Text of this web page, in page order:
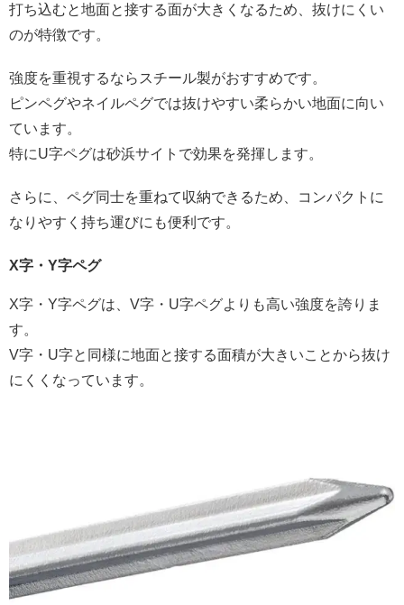
打ち込むと地面と接する面が大きくなるため、抜けにくい
のが特徴です。
強度を重視するならスチール製がおすすめです。
ピンペグやネイルペグでは抜けやすい柔らかい地面に向い
ています。
特にU字ペグは砂浜サイトで効果を発揮します。
さらに、ペグ同士を重ねて収納できるため、コンパクトに
なりやすく持ち運びにも便利です。
X字・Y字ペグ
X字・Y字ペグは、V字・U字ペグよりも高い強度を誇りま
す。
V字・U字と同様に地面と接する面積が大きいことから抜け
にくくなっています。